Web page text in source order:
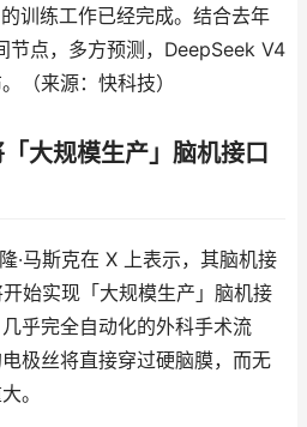
训练工作已经完成。结合去年
节点，多方预测，DeepSeek V4
（来源：快科技）
大规模生产」脑机接口
·马斯克在 X 上表示，其脑机接
始实现「大规模生产」脑机接
乎完全自动化的外科手术流
极丝将直接穿过硬脑膜，而无
。